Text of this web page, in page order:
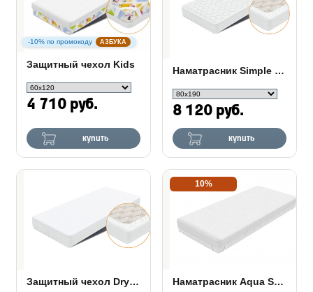
-10% по промокоду АЗБУКА
Защитный чехол Kids
4 710 руб.
купить
Наматрасник Simple Plus
8 120 руб.
купить
Защитный чехол Dry Light
10%
Наматрасник Aqua Stop Fiber (непромокаемый)